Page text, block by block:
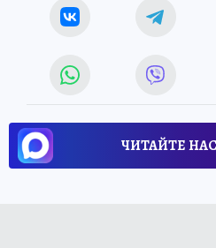
ЧИТАЙТЕ